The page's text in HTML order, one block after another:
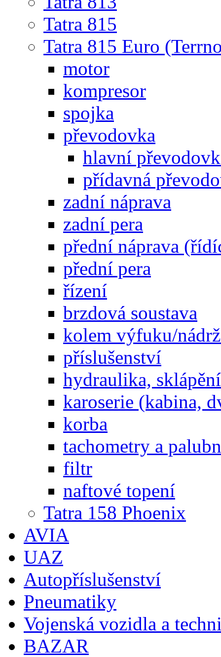
Tatra 815
Tatra 815 Euro
motor
kompresor
spojka
převodovka
hlavní
přídavná
zadní náprava
zadní pera
přední náprava
přední pera
řízení
brzdová soustava
kolem výfuku/
příslušenství
hydraulika, sklápění
karoserie (kabina,
korba
tachometry a
filtr
naftové topení
Tatra 158 Phoenix
AVIA
UAZ
Autopříslušenství
Pneumatiky
Vojenská vozidla a
BAZAR